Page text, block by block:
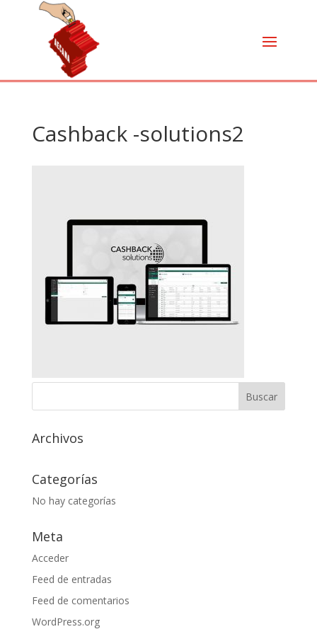
Cashback -solutions2
Archivos
Categorías
No hay categorías
Meta
Acceder
Feed de entradas
Feed de comentarios
WordPress.org